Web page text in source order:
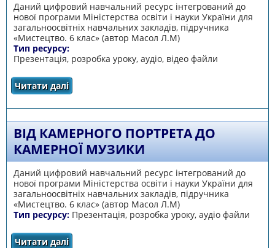
Даний цифровий навчальний ресурс інтегрований до
нової програми Міністерства освіти і науки України для
загальноосвітніх навчальних закладів, підручника
«Мистецтво. 6 клас» (автор Масол Л.М)
Тип ресурсу:
Презентація, розробка уроку, аудіо, відео файли
Читати даліпро Гімн людині
ВІД КАМЕРНОГО ПОРТРЕТА ДО
КАМЕРНОЇ МУЗИКИ
Даний цифровий навчальний ресурс інтегрований до
нової програми Міністерства освіти і науки України для
загальноосвітніх навчальних закладів, підручника
«Мистецтво. 6 клас» (автор Масол Л.М)
Тип ресурсу: Презентація, розробка уроку, аудіо файли
Читати далі